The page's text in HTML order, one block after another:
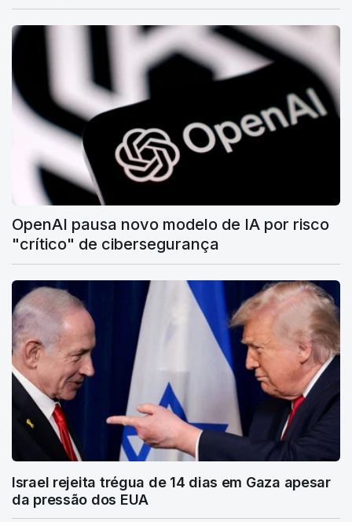
OpenAI pausa novo modelo de IA por risco
"crítico" de cibersegurança
Israel rejeita trégua de 14 dias em Gaza apesar
da pressão dos EUA